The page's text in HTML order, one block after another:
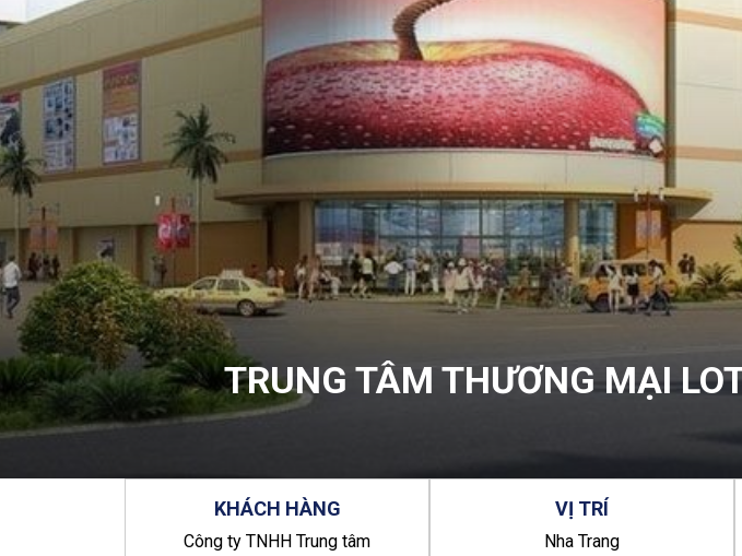
TRUNG TÂM THƯƠNG MẠI
KHÁCH HÀNG
Công ty TNHH Trung tâm
VỊ TRÍ
Nha Trang